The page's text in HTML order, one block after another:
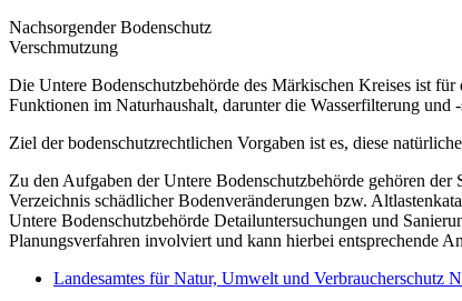
Nachsorgender Bodenschutz
Verschmutzung
Die Untere Bodenschutzbehörde des Märkischen Kreises ist
Funktionen im Naturhaushalt, darunter die Wasserfilterung
Ziel der bodenschutzrechtlichen Vorgaben ist es, diese
Zu den Aufgaben der Untere Bodenschutzbehörde gehören
Verzeichnis schädlicher Bodenveränderungen bzw.
Untere Bodenschutzbehörde Detailuntersuchungen und
Planungsverfahren involviert und kann hierbei entsprechende
Landesamtes für Natur, Umwelt und Verbraucherschutz